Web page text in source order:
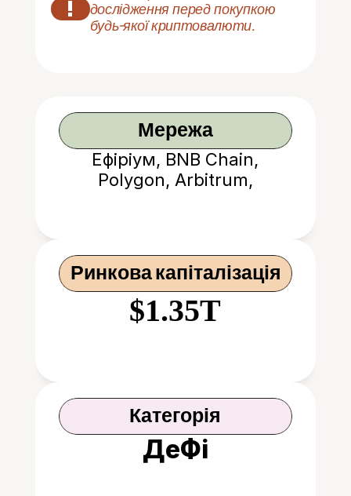
!
дослідження перед покупкою
будь-якої криптовалюти.
Мережа
Ефіріум, BNB Chain,
Polygon, Arbitrum,
Ринкова капіталізація
$1.35T
Категорія
ДеФі